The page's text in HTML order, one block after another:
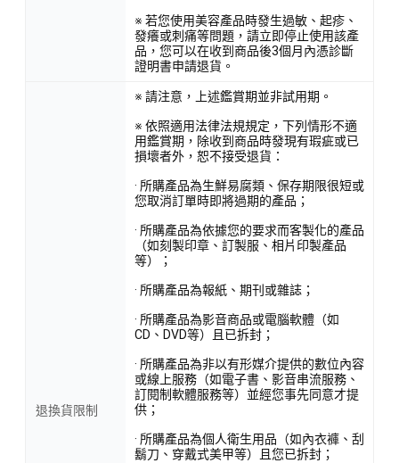
※ 若您使用美容產品時發生過敏、起疹、
發癢或刺痛等問題，請立即停止使用該產
品，您可以在收到商品後3個月內憑診斷
證明書申請退貨。
退換貨限制
※ 請注意，上述鑑賞期並非試用期。
※ 依照適用法律法規規定，下列情形不適
用鑑賞期，除收到商品時發現有瑕疵或已
損壞者外，恕不接受退貨：
· 所購產品為生鮮易腐類、保存期限很短或
您取消訂單時即將過期的產品；
· 所購產品為依據您的要求而客製化的產品
（如刻製印章、訂製服、相片印製產品
等）；
· 所購產品為報紙、期刊或雜誌；
· 所購產品為影音商品或電腦軟體（如
CD、DVD等）且已拆封；
· 所購產品為非以有形媒介提供的數位內容
或線上服務（如電子書、影音串流服務、
訂閱制軟體服務等）並經您事先同意才提
供；
· 所購產品為個人衛生用品（如內衣褲、刮
鬍刀、穿戴式美甲等）且您已拆封；